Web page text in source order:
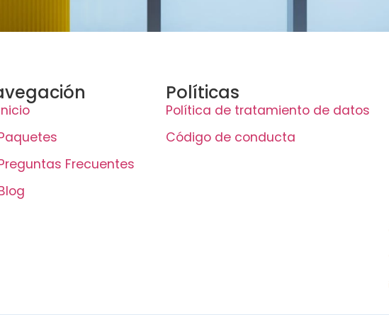
Frecuentes
Políticas
Política de tratamiento de datos
Código de conducta